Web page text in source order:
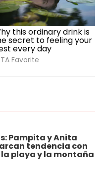
Pampita y Anita
tendencia con
playa y la montaña